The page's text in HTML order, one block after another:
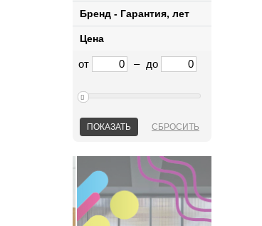
Бренд - Гарантия, лет
Цена
от – до